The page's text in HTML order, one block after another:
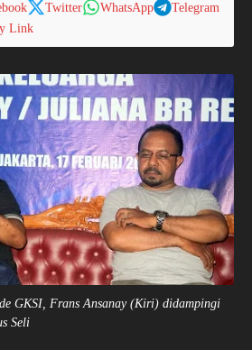
Twitter WhatsApp
Telegram
Link
GKSI, Frans Ansanay (Kiri) didampingi
Seli